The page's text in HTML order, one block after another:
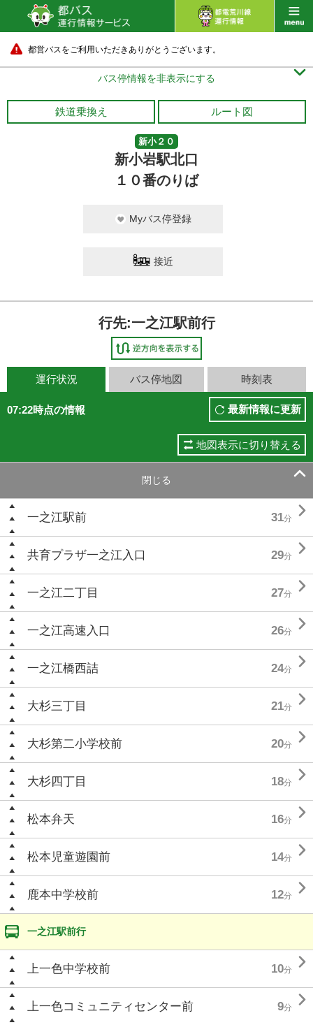
都営バスをご利用いただきありがとうございます。
バス停情報を非表示にする 
鉄道乗換え ルート図
新小２０
新小岩駅北口
１０番のりば
Myバス停登録
接近
行先:一之江駅前行
運行状況 バス停地図 時刻表
07:22時点の情報 最新情報に更新
地図表示に切り替える
閉じる 
一之江駅前 31分 
共育プラザ一之江入口 29分 
一之江二丁目 27分 
一之江高速入口 26分 
一之江橋西詰 24分 
大杉三丁目 21分 
大杉第二小学校前 20分 
大杉四丁目 18分 
松本弁天 16分 
松本児童遊園前 14分 
鹿本中学校前 12分 
一之江駅前行
上一色中学校前 10分 
上一色コミュニティセンター前 9分 